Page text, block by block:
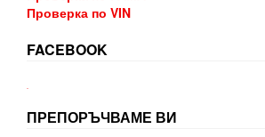
Проверка по VIN
FACEBOOK
ПРЕПОРЪЧВАМЕ ВИ